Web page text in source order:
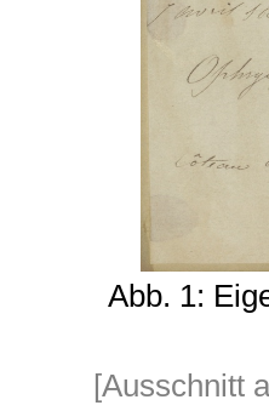
Abb. 1:
[Ausschnitt